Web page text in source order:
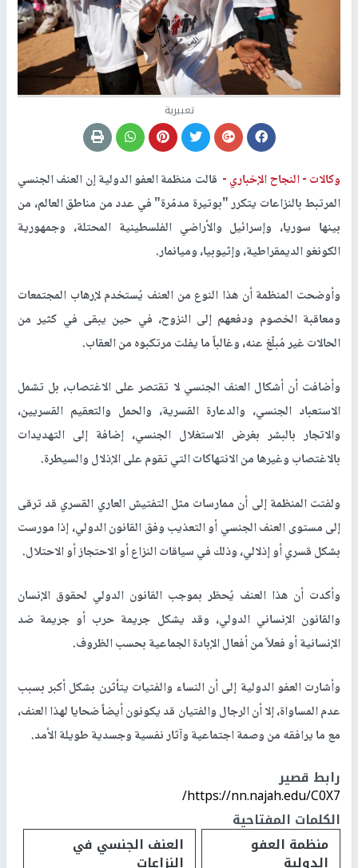
تعبيرية
وكالات -النجاح الإخباري - قالت منظمة العفو الدولية إن العنف الجنسي
المرتبط بالنزاعات يتكرر "بوتيرة مدمّرة" في عدد من مناطق العالم، من
بينها سوريا، وإسرائيل والأراضي الفلسطينية المحتلة، وجمهورية
الكونغو الديمقراطية، وإثيوبيا، وميانمار.
وأوضحت المنظمة أن هذا النوع من العنف يُستخدم لإرهاب المجتمعات
ومعاقبة الخصوم ودفعهم إلى النزوح، في حين يبقى في كثير من
الحالات غير مُبلّغ عنه، وغالباً ما يفلت مرتكبوه من العقاب.
وأضافت أن أشكال العنف الجنسي لا تقتصر على الاغتصاب، بل تشمل
الاستعباد الجنسي، والدعارة القسرية، والحمل والتعقيم القسريين،
والاتجار بالبشر بغرض الاستغلال الجنسي، إضافة إلى التهديدات
بالاغتصاب وغيرها من الانتهاكات التي تقوم على الإذلال والسيطرة.
ولفتت المنظمة إلى أن ممارسات مثل التفتيش العاري القسري قد ترقى
إلى مستوى العنف الجنسي أو التعذيب وفق القانون الدولي، إذا مورست
بشكل قسري أو إذلالي، وذلك في سياقات النزاع أو الاحتجاز أو الاحتلال.
وأكدت أن هذا العنف يُحظر بموجب القانون الدولي لحقوق الإنسان
والقانون الإنساني الدولي، وقد يشكل جريمة حرب أو جريمة ضد
الإنسانية أو فعلاً من أفعال الإبادة الجماعية بحسب الظروف.
وأشارت العفو الدولية إلى أن النساء والفتيات يتأثرن بشكل أكبر بسبب
عدم المساواة، إلا أن الرجال والفتيان قد يكونون أيضاً ضحايا لهذا العنف،
مع ما يرافقه من وصمة اجتماعية وآثار نفسية وجسدية طويلة الأمد.
رابط قصير
https://nn.najah.edu/C0X7/
الكلمات المفتاحية
منظمة العفو
الدولية
العنف الجنسي في
النزاعات